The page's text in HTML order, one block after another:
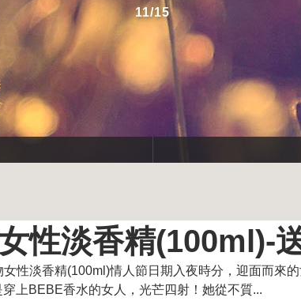
11/15
性淡香精(100ml)-
性淡香精(100ml)情人節日期入夜時分，迎面而來
上BEBE香水的女人，光芒四射！她從不質...